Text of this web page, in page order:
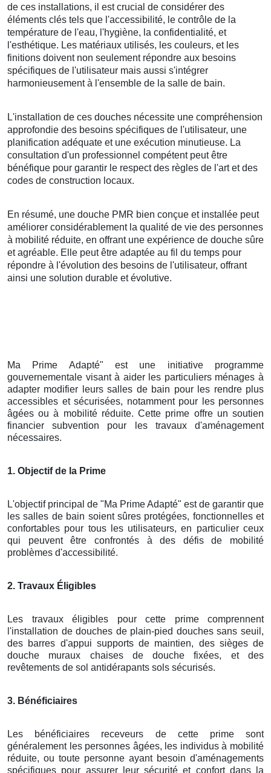
de ces installations, il est crucial de considérer des
éléments clés tels que l'accessibilité, le contrôle de la
température de l'eau, l'hygiène, la confidentialité, et
l'esthétique. Les matériaux utilisés, les couleurs, et les
finitions doivent non seulement répondre aux besoins
spécifiques de l'utilisateur mais aussi s'intégrer
harmonieusement à l'ensemble de la salle de bain.
L'installation de ces douches nécessite une compréhension
approfondie des besoins spécifiques de l'utilisateur, une
planification adéquate et une exécution minutieuse. La
consultation d'un professionnel compétent peut être
bénéfique pour garantir le respect des règles de l'art et des
codes de construction locaux.
En résumé, une douche PMR bien conçue et installée peut
améliorer considérablement la qualité de vie des personnes
à mobilité réduite, en offrant une expérience de douche sûre
et agréable. Elle peut être adaptée au fil du temps pour
répondre à l'évolution des besoins de l'utilisateur, offrant
ainsi une solution durable et évolutive.
Ma Prime Adapté" est une initiative programme
gouvernementale visant à aider les particuliers ménages à
adapter modifier leurs salles de bain pour les rendre plus
accessibles et sécurisées, notamment pour les personnes
âgées ou à mobilité réduite. Cette prime offre un soutien
financier subvention pour les travaux d'aménagement
nécessaires.
1. Objectif de la Prime
L'objectif principal de "Ma Prime Adapté" est de garantir que
les salles de bain soient sûres protégées, fonctionnelles et
confortables pour tous les utilisateurs, en particulier ceux
qui peuvent être confrontés à des défis de mobilité
problèmes d'accessibilité.
2. Travaux Éligibles
Les travaux éligibles pour cette prime comprennent
l'installation de douches de plain-pied douches sans seuil,
des barres d'appui supports de maintien, des sièges de
douche muraux chaises de douche fixées, et des
revêtements de sol antidérapants sols sécurisés.
3. Bénéficiaires
Les bénéficiaires receveurs de cette prime sont
généralement les personnes âgées, les individus à mobilité
réduite, ou toute personne ayant besoin d'aménagements
spécifiques pour assurer leur sécurité et confort dans la